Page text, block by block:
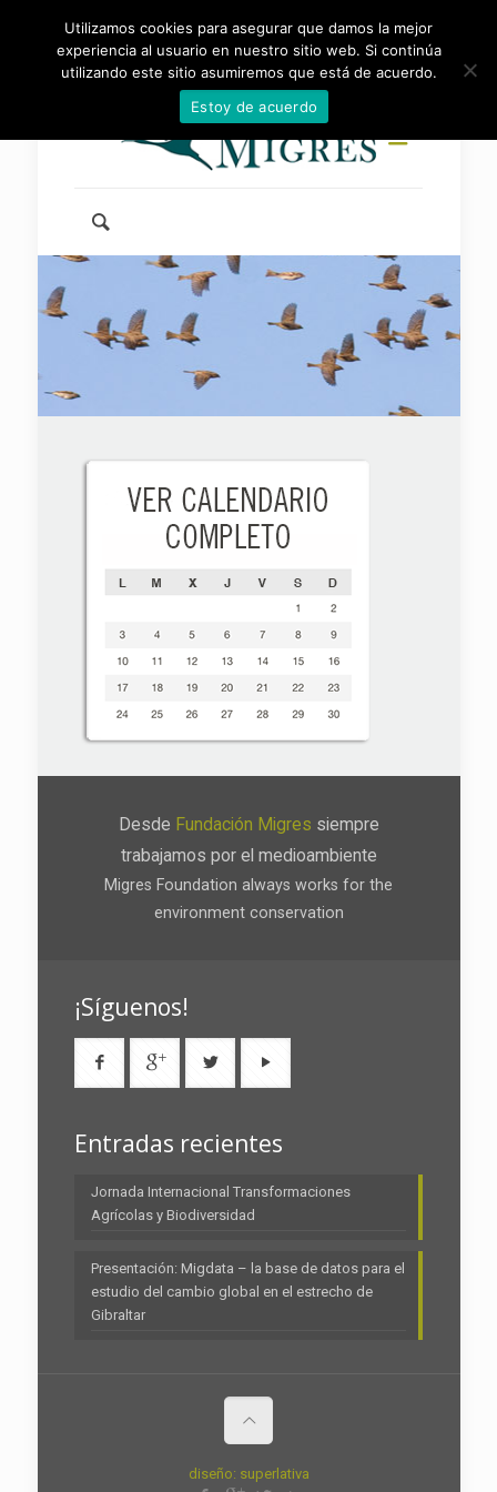
954 46 83 83 info@fundacionmigres.org
Desde Fundación Migres siempre
trabajamos por el medioambiente
Migres Foundation always works for the
environment conservation
¡Síguenos!
Entradas recientes
Jornada Internacional Transformaciones
Agrícolas y Biodiversidad
Presentación: Migdata – la base de datos para el
estudio del cambio global en el estrecho de
Gibraltar
diseño: superlativa
Utilizamos cookies para asegurar que damos la mejor
experiencia al usuario en nuestro sitio web. Si continúa
utilizando este sitio asumiremos que está de acuerdo.
Estoy de acuerdo